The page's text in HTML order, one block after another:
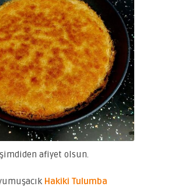
afiyet olsun.
Hakiki Tulumba